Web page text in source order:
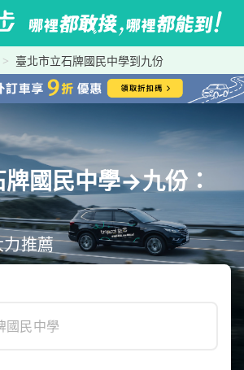
臺北市立石牌國民中學到九份
國民中學→九份：
力推薦